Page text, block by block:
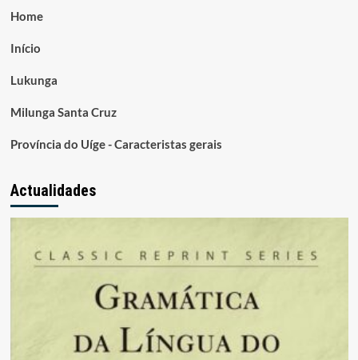
Home
Início
Lukunga
Milunga Santa Cruz
Província do Uíge - Caracteristas gerais
Actualidades